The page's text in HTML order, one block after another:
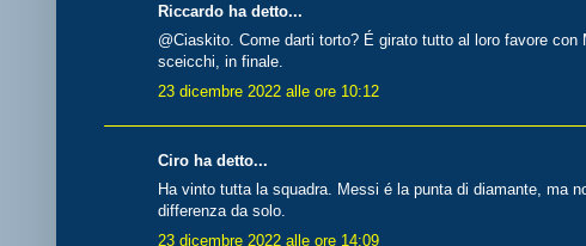
Riccardo ha detto...
@Ciaskito. Come darti torto? É girato tutto al loro favore
sceicchi, in finale.
23 dicembre 2022 alle ore 10:12
Ciro ha detto...
Ha vinto tutta la squadra. Messi é la punta di diamante, ma
differenza da solo.
23 dicembre 2022 alle ore 14:09